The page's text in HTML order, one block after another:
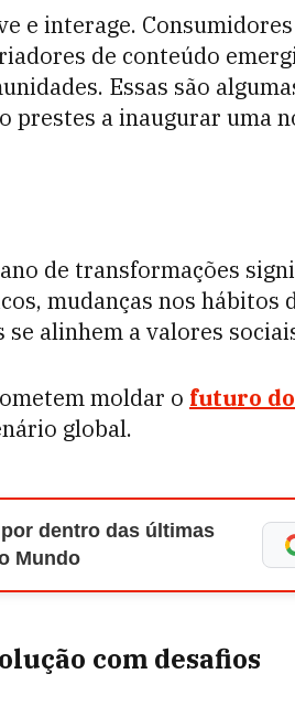
e interage.
de conteúdo
Essas são
prestes a inaugurar uma
de transformações
mudanças nos hábitos
alinhem a valores
moldar o futuro
global.
dentro das últimas
Mundo
com desafios